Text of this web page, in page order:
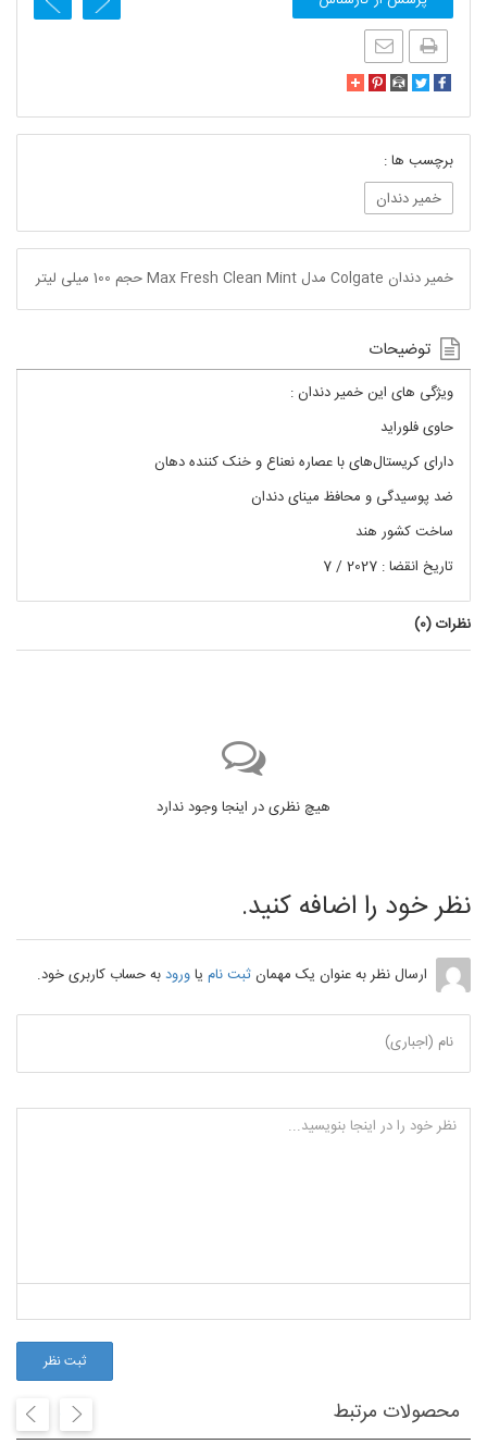
برچسب ها :
خمیر دندان
خمیر دندان Colgate مدل Max Fresh Clean Mint حجم 100 میلی لیتر
توضیحات
ویژگی های این خمیر دندان :
حاوی فلوراید
دارای کریستال‌های با عصاره نعناع و خنک کننده دهان
ضد پوسیدگی و محافظ مینای دندان
ساخت کشور هند
تاریخ انقضا : 2027 / 7
نظرات (0
)
هیچ نظری در اینجا وجود ندارد
نظر خود را اضافه کنید.
ارسال نظر به عنوان یک مهمانثبت نام یاورودبه حساب کاربری خود.
نام (اجباری)
ثبت نظر
محصولات مرتبط